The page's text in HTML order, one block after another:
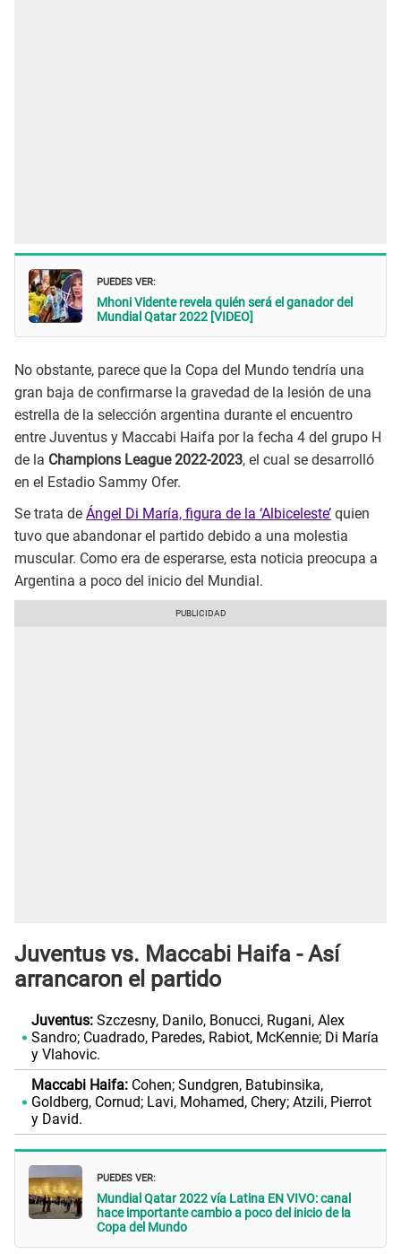
PUEDES VER:
Mhoni Vidente revela quién será el ganador del
Mundial Qatar 2022 [VIDEO]
No obstante, parece que la Copa del Mundo tendría una
gran baja de confirmarse la gravedad de la lesión de una
estrella de la selección argentina durante el encuentro
entre Juventus y Maccabi Haifa por la fecha 4 del grupo H
de la Champions League 2022-2023, el cual se desarrolló
en el Estadio Sammy Ofer.
Se trata de Ángel Di María, figura de la ‘Albiceleste’ quien
tuvo que abandonar el partido debido a una molestia
muscular. Como era de esperarse, esta noticia preocupa a
Argentina a poco del inicio del Mundial.
Juventus vs. Maccabi Haifa - Así
arrancaron el partido
Juventus: Szczesny, Danilo, Bonucci, Rugani, Alex
Sandro; Cuadrado, Paredes, Rabiot, McKennie; Di María
y Vlahovic.
Maccabi Haifa: Cohen; Sundgren, Batubinsika,
Goldberg, Cornud; Lavi, Mohamed, Chery; Atzili, Pierrot
y David.
PUEDES VER:
Mundial Qatar 2022 vía Latina EN VIVO: canal
hace importante cambio a poco del inicio de la
Copa del Mundo